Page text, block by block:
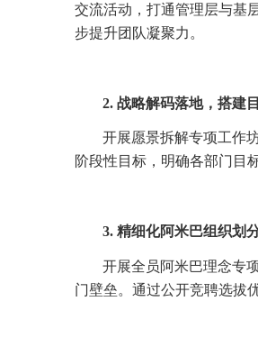
交流活动，打通管理层与基
步提升团队凝聚力。
2. 战略解码落地，搭建
开展愿景拆解专项工作
阶段性目标，明确各部门目
3. 精细化阿米巴组织划
开展全员阿米巴理念专
门壁垒。通过公开竞聘选拔